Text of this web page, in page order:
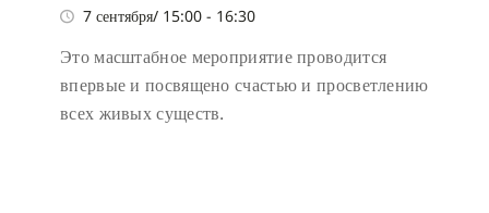
7 сентября/ 15:00 - 16:30
Это масштабное мероприятие проводится
впервые и посвящено счастью и просветлению
всех живых существ.